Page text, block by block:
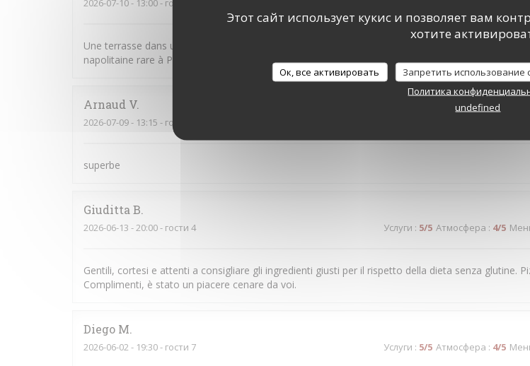
Этот сайт использует кукис и позволяет вам
хотите
Ок, все активировать Запретить использование
Политика
undefined
2026-07-10- 13:00 - гости 2
Une terrasse dans une rue charmante, un personnel absolument adorable, et une "pizza frite
napolitaine rare à Paris, véritablement délicieuse. Un pinot Grigio rosé et une grappa : le bonheur
Arnaud V
2026-07-09- 13:15 - гости 2
superbe
Giuditta B
2026-06-13 - 20:00 - гости 4 Услуги : 5/5 Атмосфера : 4/5
Gentili, cortesi e attenti a consigliare gli ingredienti giusti per il rispetto della dieta senza glutine.
Complimenti, è stato un piacere cenare da voi.
Diego M
2026-06-02 - 19:30 - гости 7 Услуги : 5/5 Атмосфера : 4/5